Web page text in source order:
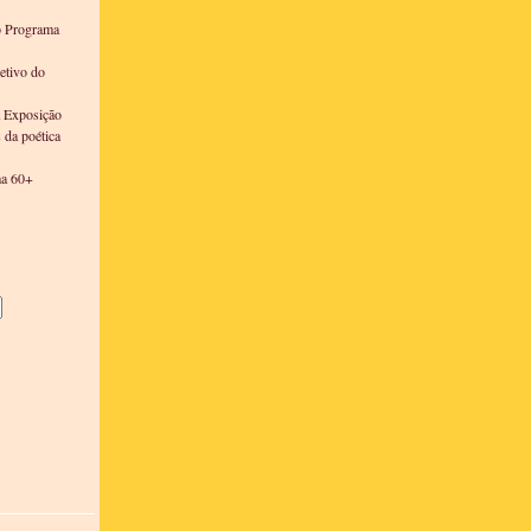
do
Exposição
poética
60+